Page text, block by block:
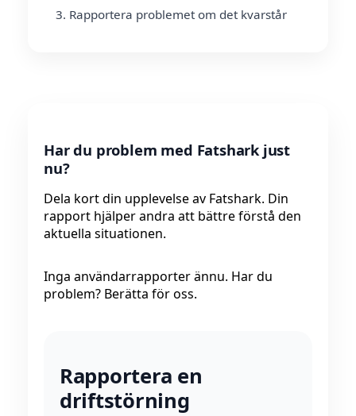
Rapportera problemet om det kvarstår
Har du problem med Fatshark just
nu?
Dela kort din upplevelse av Fatshark. Din
rapport hjälper andra att bättre förstå den
aktuella situationen.
Inga användarrapporter ännu. Har du
problem? Berätta för oss.
Rapportera en
driftstörning